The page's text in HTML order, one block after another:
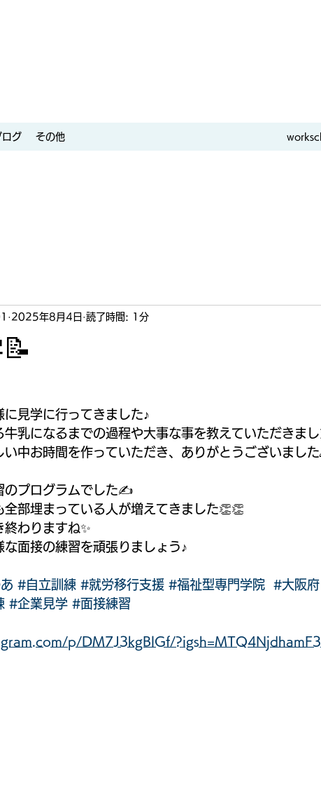
ログ その他
2025年8月4日 読了時間: 1分
見学に行ってきました♪
乳になるまでの過程や大事な事を教えていただきまし
い中お時間を作っていただき、ありがとうございまし
のプログラムでした✍️
全部埋まっている人が増えてきました👏👏
わりますね✨
面接の練習を頑張りましょう♪
#自立訓練 #就労移行支援 #福祉型専門学院 #大阪府
#企業見学 #面接練習
p/DM7J3kgBlGf/